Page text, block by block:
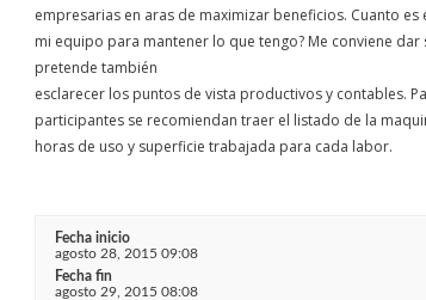
empresarias en aras de maximizar beneficios. Cuanto
mi equipo para mantener lo que tengo? Me conviene
pretende también
esclarecer los puntos de vista productivos y contables.
participantes se recomiendan traer el listado de la
horas de uso y superficie trabajada para cada labor.
Fecha inicio
agosto 28, 2015 09:08
Fecha fin
agosto 29, 2015 08:08